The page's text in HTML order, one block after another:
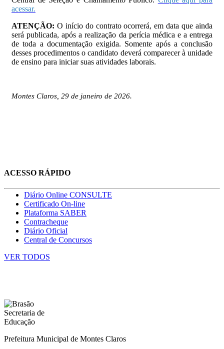
acessar.
ATENÇÃO: O início do contrato ocorrerá, em data que ainda
será publicada, após a realização da perícia médica e a entrega
de toda a documentação exigida. Somente após a conclusão
desses procedimentos o candidato deverá comparecer à unidade
de ensino para iniciar suas atividades laborais.
Montes Claros, 29 de janeiro de 2026.
ACESSO RÁPIDO
Diário Online CONSULTE
Certificado On-line
Plataforma SABER
Contracheque
Diário Oficial
Central de Concursos
VER TODOS
Prefeitura Municipal de Montes Claros